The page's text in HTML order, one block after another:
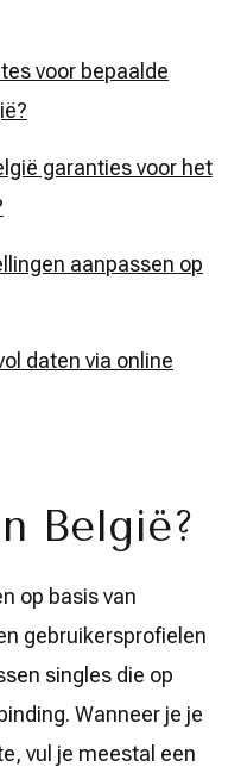
voor bepaalde
garanties voor het
aanpassen op
daten via online
België?
op basis van
gebruikersprofielen
singles die op
Wanneer je je
vul je meestal een